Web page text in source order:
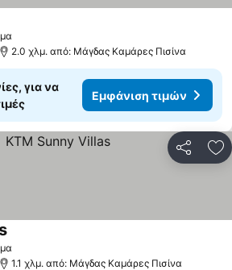
τιμών
2.0 χλμ. από: Μάγδας Καμάρες Πισίνα
για να
Εμφάνιση τιμών
Εμφάνιση τιμών
1.1 χλμ. από: Μάγδας Καμάρες Πισίνα